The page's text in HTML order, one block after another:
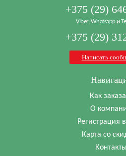
+375 (29)
Viber, Whatsapp и
+375 (29)
Написать
Как
О
Регистрация
Карта со
Контакты